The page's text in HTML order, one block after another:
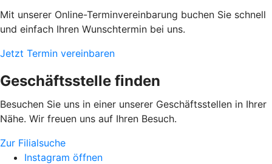
Mit unserer Online-Terminvereinbarung buchen Sie schnell
und einfach Ihren Wunschtermin bei uns.
Jetzt Termin vereinbaren
Geschäftsstelle finden
Besuchen Sie uns in einer unserer Geschäftsstellen in Ihrer
Nähe. Wir freuen uns auf Ihren Besuch.
Zur Filialsuche
Instagram öffnen